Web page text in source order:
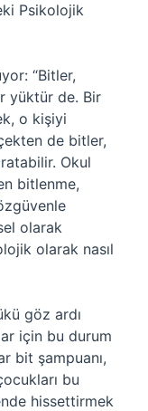
Psikolojik
“Bitler,
yüktür de. Bir
o kişiyi
de bitler,
Okul
bitlenme,
olarak
olarak nasıl
göz ardı
için bu durum
bit şampuanı,
bu
hissettirmek